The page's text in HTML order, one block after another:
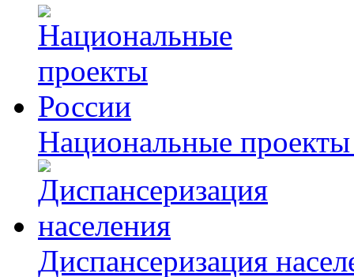
Национальные
Диспансеризация